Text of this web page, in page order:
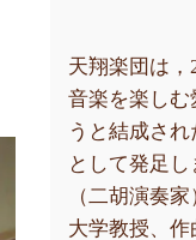
天翔楽団は，
音楽を楽しむ
うと結成され
として発足
（二胡演奏
大学教授、作